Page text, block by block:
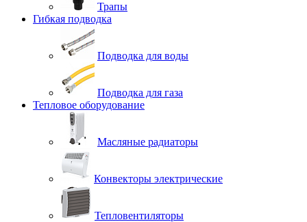
Трапы
Гибкая подводка
Подводка для воды
Подводка для газа
Тепловое оборудование
Масляные радиаторы
Конвекторы электрические
Тепловентиляторы